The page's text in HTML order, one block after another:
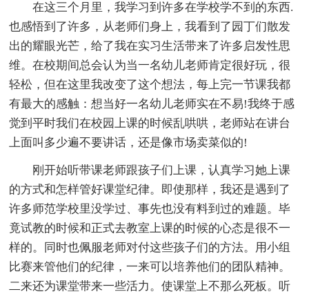
在这三个月里，我学习到许多在学校学不到的东西.
也感悟到了许多，从老师们身上，我看到了园丁们散发
出的耀眼光芒，给了我在实习生活带来了许多启发性思
维。在校期间总会认为当一名幼儿老师肯定很好玩，很
轻松，但在这里我改变了这个想法，每上完一节课我都
有最大的感触：想当好一名幼儿老师实在不易!我终于感
觉到平时我们在校园上课的时候乱哄哄，老师站在讲台
上面叫多少遍不要讲话，还是像市场卖菜似的!
刚开始听带课老师跟孩子们上课，认真学习她上课
的方式和怎样管好课堂纪律。即使那样，我还是遇到了
许多师范学校里没学过、事先也没有料到过的难题。毕
竟试教的时候和正式去教室上课的时候的心态是很不一
样的。同时也佩服老师对付这些孩子们的方法。用小组
比赛来管他们的纪律，一来可以培养他们的团队精神。
二来还为课堂带来一些活力。使课堂上不那么死板。听